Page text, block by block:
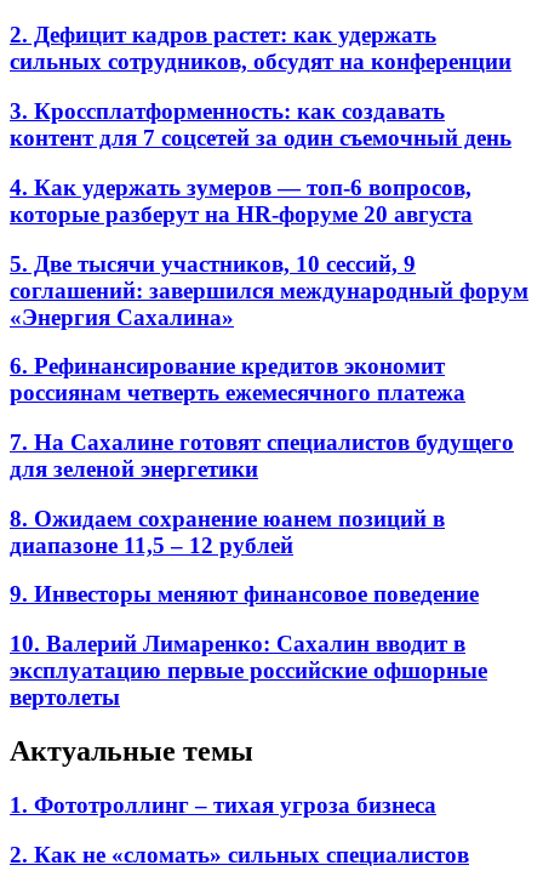
2. Дефицит кадров растет: как удержать
сильных сотрудников, обсудят на конференции
3. Кроссплатформенность: как создавать
контент для 7 соцсетей за один съемочный день
4. Как удержать зумеров — топ-6 вопросов,
которые разберут на HR-форуме 20 августа
5. Две тысячи участников, 10 сессий, 9
соглашений: завершился международный форум
«Энергия Сахалина»
6. Рефинансирование кредитов экономит
россиянам четверть ежемесячного платежа
7. На Сахалине готовят специалистов будущего
для зеленой энергетики
8. Ожидаем сохранение юанем позиций в
диапазоне 11,5 – 12 рублей
9. Инвесторы меняют финансовое поведение
10. Валерий Лимаренко: Сахалин вводит в
эксплуатацию первые российские офшорные
вертолеты
Актуальные темы
1. Фототроллинг – тихая угроза бизнеса
2. Как не «сломать» сильных специалистов